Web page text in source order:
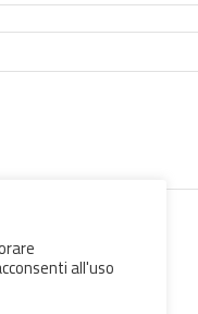
all'uso